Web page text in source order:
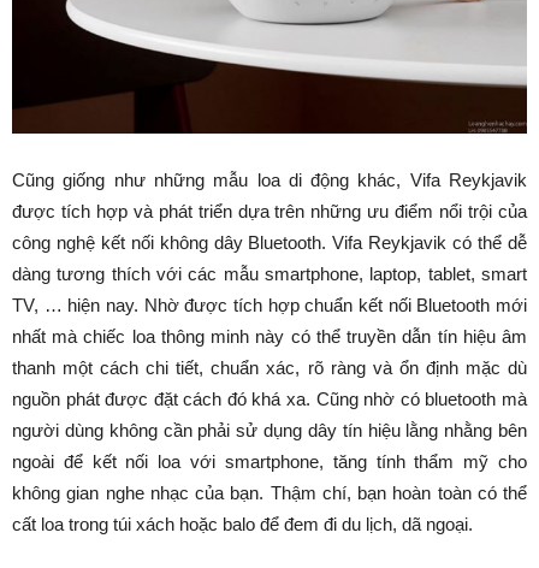
Cũng giống như những mẫu loa di động khác, Vifa Reykjavik
được tích hợp và phát triển dựa trên những ưu điểm nổi trội của
công nghệ kết nối không dây Bluetooth. Vifa Reykjavik có thể dễ
dàng tương thích với các mẫu smartphone, laptop, tablet, smart
TV, … hiện nay. Nhờ được tích hợp chuẩn kết nối Bluetooth mới
nhất mà chiếc loa thông minh này có thể truyền dẫn tín hiệu âm
thanh một cách chi tiết, chuẩn xác, rõ ràng và ổn định mặc dù
nguồn phát được đặt cách đó khá xa. Cũng nhờ có bluetooth mà
người dùng không cần phải sử dụng dây tín hiệu lằng nhằng bên
ngoài để kết nối loa với smartphone, tăng tính thẩm mỹ cho
không gian nghe nhạc của bạn. Thậm chí, bạn hoàn toàn có thể
cất loa trong túi xách hoặc balo để đem đi du lịch, dã ngoại.